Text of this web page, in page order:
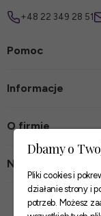
+48 22 349 28 51
Pomoc
Informacje
O firmie
Nasze sklepy
Dbamy o
Pliki cookies i
działanie strony i
potrzeb. Możesz